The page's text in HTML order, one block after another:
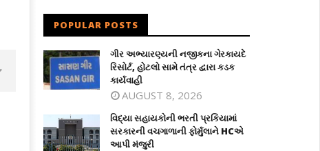
POPULAR POSTS
ગીર અભ્યારણ્યની નજીકના ગેરકાયદે
રિસોર્ટ, હોટલો સામે તંત્ર દ્વારા કડક
કાર્યવાહી
AUGUST 8, 2026
વિદ્યા સહાયકોની ભરતી પ્રકિયામાં
સરકારની વચગાળાની ફોર્મુલાને HCએ
આપી મંજુરી